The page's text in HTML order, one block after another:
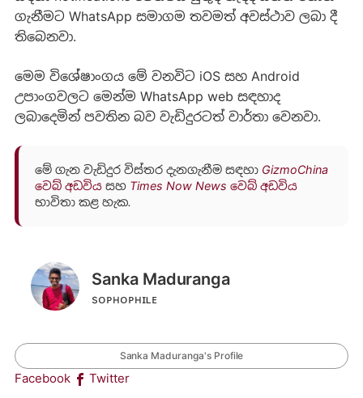
ගැනීමට WhatsApp සමාගම තවමත් අවස්ථාව ලබා දී
තිබෙනවා.
මෙම විශේෂාංගය මේ වනවිට iOS සහ Android
උපාංගවලට මෙන්ම WhatsApp web සඳහාද
ලබාදෙමින් පවතින බව වැඩිදුරටත් වාර්තා වෙනවා.
මේ ගැන වැඩිදුර විස්තර දැනගැනීම සඳහා GizmoChina
වෙබ් අඩවියසහ Times Now News වෙබ් අඩවිය
භාවිතා කළ හැක.
Sanka Maduranga
sᴏᴘʜᴏᴘʜɪʟᴇ
Sanka Maduranga's Profile
Facebook Twitter